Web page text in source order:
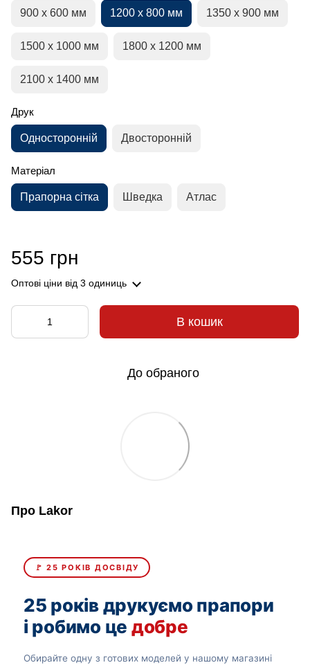
900 х 600 мм 1200 х 800 мм 1350 х 900 мм
1500 х 1000 мм 1800 х 1200 мм
2100 х 1400 мм
Друк
Односторонній Двосторонній
Матеріал
Прапорна сітка Шведка Атлас
555 грн
Оптові ціни від 3 одиниць
В кошик
До обраного
Про Lakor
🚩 25 РОКІВ ДОСВІДУ
25 років друкуємо прапори
і робимо це добре
Обирайте одну з готових моделей у нашому магазині